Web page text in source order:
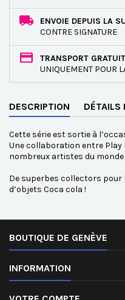
ENVOIE DEPUIS LA
CONTRE SIGNATURE
TRANSPORT
UNIQUEMENT POUR
DESCRIPTION DÉTAILS
Cette série est sortie à
Une collaboration entre Play
nombreux artistes du monde
De superbes collectors pour
d’objets Coca cola !
BOUTIQUE DE GENÈVE
INFORMATION